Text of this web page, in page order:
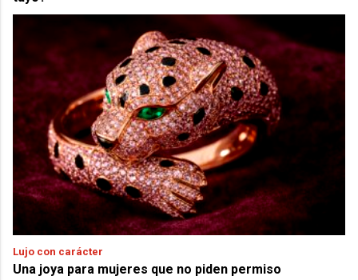
Lujo con carácter
Una joya para mujeres que no piden permiso